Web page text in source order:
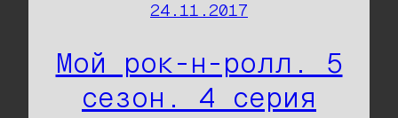
24.11.2017
Мой рок-н-ролл. 5
сезон. 4 серия